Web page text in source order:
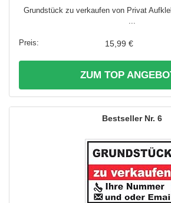
Grundstück zu verkaufen von Privat
15,99 €
ZUM TOP
6